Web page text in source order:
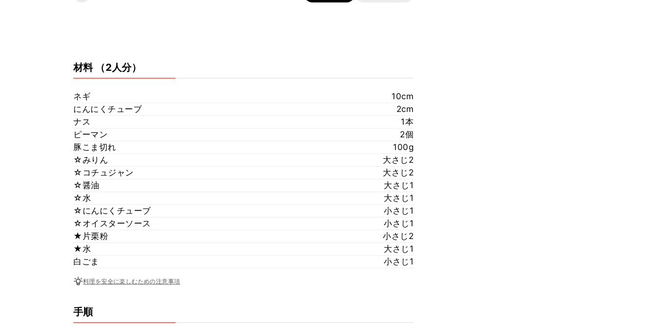
材料 （2人分）
ネギ
10cm
にんにくチューブ
2cm
ナス
1本
ピーマン
2個
豚こま切れ
100g
☆みりん
大さじ2
☆コチュジャン
大さじ2
☆醤油
大さじ1
☆水
大さじ1
☆にんにくチューブ
小さじ1
☆オイスターソース
小さじ1
★片栗粉
小さじ2
★水
大さじ1
白ごま
小さじ1
料理を安全に楽しむための注意事項
手順